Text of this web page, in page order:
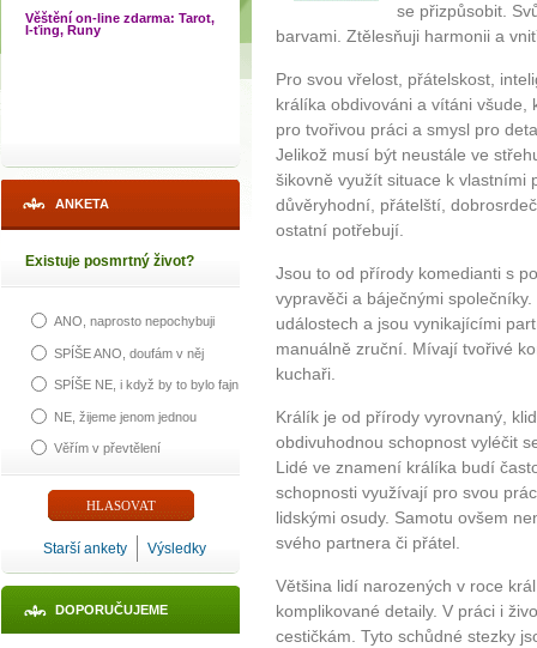
Věštění on-line zdarma: Tarot,
I-ťing, Runy
ANKETA
Existuje posmrtný život?
ANO, naprosto nepochybuji
SPÍŠE ANO, doufám v něj
SPÍŠE NE, i když by to bylo fajn
NE, žijeme jenom jednou
Věřím v převtělení
Starší ankety Výsledky
DOPORUČUJEME
se přizpůsobit.
barvami. Ztělesňuji harmonii a
Pro svou vřelost, přátelskost,
králíka obdivováni a vítáni
pro tvořivou práci a smysl pro
Jelikož musí být neustále ve
šikovně využít situace k vlastními
důvěryhodní, přátelští,
ostatní potřebují.
Jsou to od přírody komedianti s
vypravěči a báječnými
událostech a jsou vynikajícími
manuálně zruční. Mívají tvořivé
kuchaři.
Králík je od přírody vyrovnaný,
obdivuhodnou schopnost vyléčit
Lidé ve znamení králíka budí
schopnosti využívají pro svou
lidskými osudy. Samotu ovšem
svého partnera či přátel.
Většina lidí narozených v roce
komplikované detaily. V práci i
cestičkám. Tyto schůdné stezky